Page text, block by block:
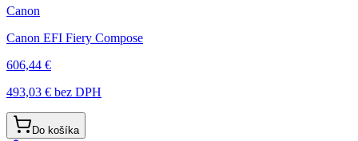
Canon
Canon EFI Fiery Compose
606,44 €
493,03 € bez DPH
Do košíka